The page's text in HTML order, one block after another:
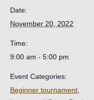
Date:
November 20, 2022
Time:
9:00 am - 5:00 pm
Event Categories:
Beginner tournament,